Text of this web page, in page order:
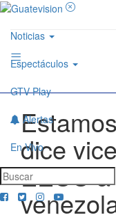
Noticias
Espectáculos
GTV Play
Alertas
En Vivo
dice
EEUU